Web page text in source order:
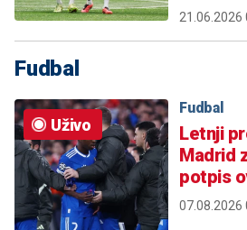
21.06.2026
Fudbal
Uživo
Fudbal
Letnji
Madrid
potpis
07.08.2026